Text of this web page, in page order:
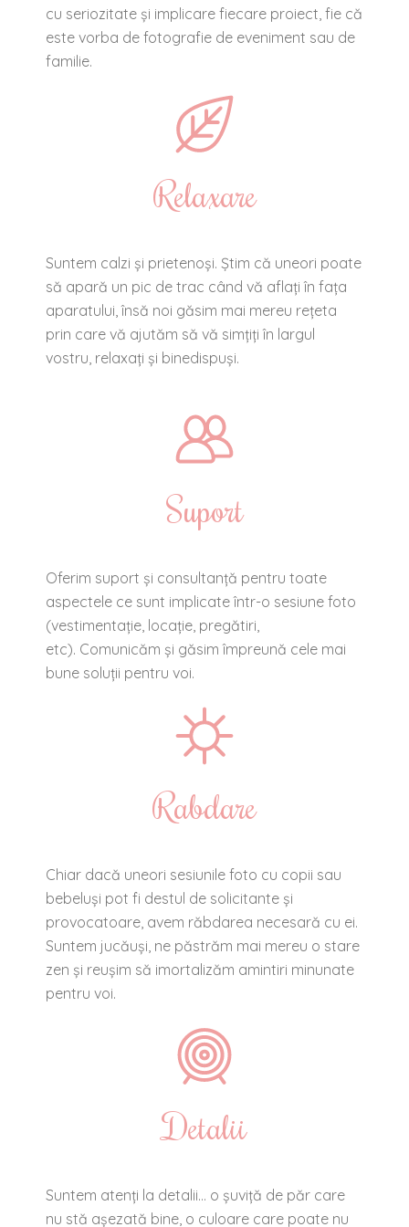
cu seriozitate și implicare fiecare proiect, fie că
este vorba de fotografie de eveniment sau de
familie.
Relaxare
Suntem calzi și prietenoși. Știm că uneori poate
să apară un pic de trac când vă aflați în fața
aparatului, însă noi găsim mai mereu rețeta
prin care vă ajutăm să vă simțiți în largul
vostru, relaxați și binedispuși.
Suport
Oferim suport și consultanță pentru toate
aspectele ce sunt implicate într-o sesiune foto
(vestimentație, locație, pregătiri,
etc). Comunicăm și găsim împreună cele mai
bune soluții pentru voi.
Rabdare
Chiar dacă uneori sesiunile foto cu copii sau
bebeluși pot fi destul de solicitante și
provocatoare, avem răbdarea necesară cu ei.
Suntem jucăuși, ne păstrăm mai mereu o stare
zen și reușim să imortalizăm amintiri minunate
pentru voi.
Detalii
Suntem atenți la detalii… o șuviță de păr care
nu stă așezată bine, o culoare care poate nu